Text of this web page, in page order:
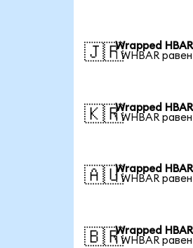
🇯🇵Wrapped
1 WHBAR
🇰🇷Wrapped
1 WHBAR
🇦🇺Wrapped
1 WHBAR
🇧🇷Wrapped
1 WHBAR